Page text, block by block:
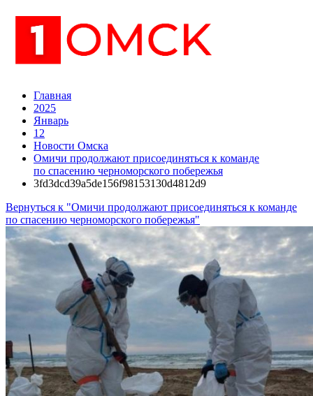
Главная
2025
Январь
12
Новости Омска
Омичи продолжают присоединяться к команде
по спасению черноморского побережья
3fd3dcd39a5de156f98153130d4812d9
Вернуться к "Омичи продолжают присоединяться к команде
по спасению черноморского побережья"